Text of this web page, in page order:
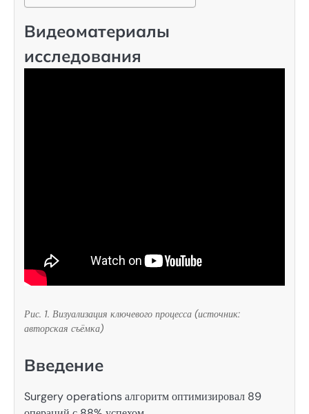
Видеоматериалы
исследования
Рис. 1. Визуализация ключевого процесса (источник:
авторская съёмка)
Введение
Surgery operations алгоритм оптимизировал 89